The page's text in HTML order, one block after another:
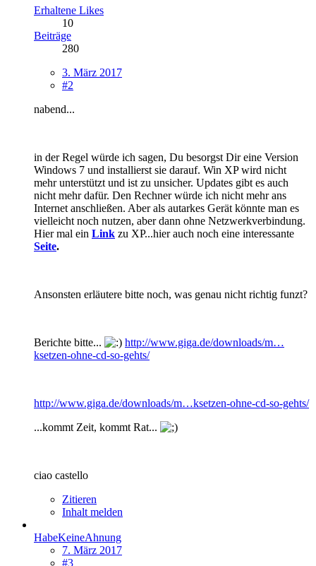
Erhaltene Likes
10
Beiträge
280
3. März 2017
#2
nabend...
in der Regel würde ich sagen, Du besorgst Dir eine Version
Windows 7 und installierst sie darauf. Win XP wird nicht
mehr unterstützt und ist zu unsicher. Updates gibt es auch
nicht mehr dafür. Den Rechner würde ich nicht mehr ans
Internet anschließen. Aber als autarkes Gerät könnte man es
vielleicht noch nutzen, aber dann ohne Netzwerkverbindung.
Hier mal ein Link zu XP...hier auch noch eine interessante
Seite.
Ansonsten erläutere bitte noch, was genau nicht richtig funzt?
Berichte bitte...
http://www.giga.de/downloads/m…
ksetzen-ohne-cd-so-gehts/
http://www.giga.de/downloads/m…ksetzen-ohne-cd-so-gehts/
...kommt Zeit, kommt Rat...
ciao castello
Zitieren
Inhalt melden
HabeKeineAhnung
7. März 2017
#3